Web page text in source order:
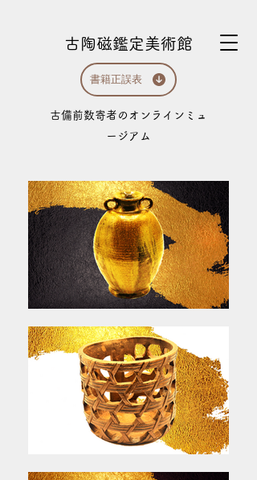
古陶磁鑑定美術館
書籍正誤表
​古備前数寄者のオンラインミュ
ージアム